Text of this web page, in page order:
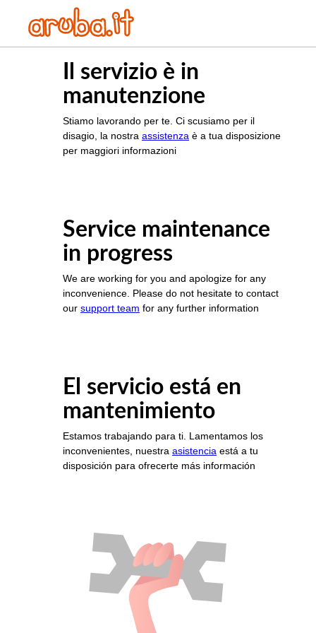
Il servizio è in
manutenzione
Stiamo lavorando per te. Ci scusiamo per il
disagio, la nostra assistenza è a tua disposizione
per maggiori informazioni
Service maintenance
in progress
We are working for you and apologize for any
inconvenience. Please do not hesitate to contact
our support team for any further information
El servicio está en
mantenimiento
Estamos trabajando para ti. Lamentamos los
inconvenientes, nuestra asistencia está a tu
disposición para ofrecerte más información